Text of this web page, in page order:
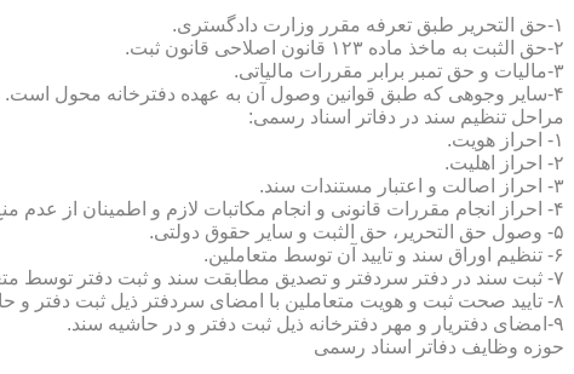
۱-حق التحریر طبق تعرفه مقرر وزارت دادگستری.
۲-حق الثبت به ماخذ ماده ۱۲۳ قانون اصلاحی قانون ثبت.
۳-مالیات و حق تمبر برابر مقررات مالیاتی.
۴-سایر وجوهی که طبق قوانین وصول آن به عهده دفترخانه محول است.
مراحل تنظیم سند در دفاتر اسناد رسمی:
۱- احراز هویت.
۲- احراز اهلیت.
۳- احراز اصالت و اعتبار مستندات سند.
۴- احراز انجام مقررات قانونی و انجام مکاتبات لازم و اطمینان از عدم منع قانونی تنظیم سند.
۵- وصول حق التحریر، حق الثبت و سایر حقوق دولتی.
۶- تنظیم اوراق سند و تایید آن توسط متعاملین.
۷- ثبت سند در دفتر سردفتر و تصدیق مطابقت سند و ثبت دفتر توسط متعاملین.
۸- تایید صحت ثبت و هویت متعاملین با امضای سردفتر ذیل ثبت دفتر و حاشیه سند.
۹-امضای دفتریار و مهر دفترخانه ذیل ثبت دفتر و در حاشیه سند.
حوزه وظایف دفاتر اسناد رسمی